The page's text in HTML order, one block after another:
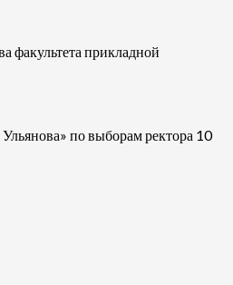
факультета прикладной
по выборам ректора 10